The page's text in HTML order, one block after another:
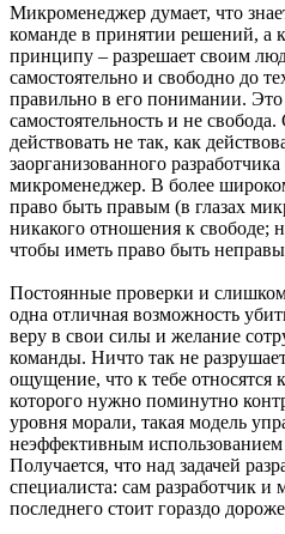
Микроменеджер думает, что
команде в принятии решений, а
принципу – разрешает своим
самостоятельно и свободно до
правильно в его понимании.
самостоятельность и не
действовать не так, как
заорганизованного
микроменеджер. В более
право быть правым (в глазах
никакого отношения к свободе;
чтобы иметь право быть
Постоянные проверки и
одна отличная возможность
веру в свои силы и желание
команды. Ничто так не
ощущение, что к тебе относятся
которого нужно поминутно
уровня морали, такая модель
неэффективным
Получается, что над задачей
специалиста: сам разработчик
последнего стоит гораздо